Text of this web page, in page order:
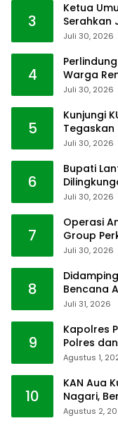
3
Ketua
Serahkan
Juli 30, 2026
4
Warga
Juli 30, 2026
5
Kunjungi
Tegaskan
Juli 30, 2026
6
Bupati
Juli 30, 2026
7
Operasi
Group
Juli 30, 2026
8
Bencana
Juli 31, 2026
9
Kapolres
Polres
Agustus 1,
10
KAN Aua
Nagari,
Agustus 2,